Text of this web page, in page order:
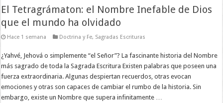
El Tetragrámaton: el Nombre Inefable de Dios
que el mundo ha olvidado
Hace 1 semana Doctrina y Fe, Sagradas Escrituras
¿Yahvé, Jehová o simplemente “el Señor”? La fascinante historia del Nombre
más sagrado de toda la Sagrada Escritura Existen palabras que poseen una
fuerza extraordinaria. Algunas despiertan recuerdos, otras evocan
emociones y otras son capaces de cambiar el rumbo de la historia. Sin
embargo, existe un Nombre que supera infinitamente …